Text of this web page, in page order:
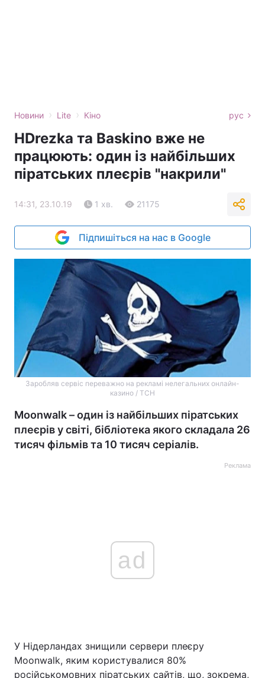
Новини › Lite › Кіно рус
HDrezka та Baskino вже не
працюють: один із найбільших
піратських плеєрів "накрили"
14:31, 23.10.19 1 хв. 21175
Підпишіться на нас в Google
Заробляв сервіс переважно на рекламі нелегальних онлайн-
казино / ТСН
Moonwalk – один із найбільших піратських
плеєрів у світі, бібліотека якого складала 26
тисяч фільмів та 10 тисяч серіалів.
Реклама
ad
У Нідерландах знищили сервери плеєру
Moonwalk, яким користувалися 80%
російськомовних піратських сайтів, що, зокрема,